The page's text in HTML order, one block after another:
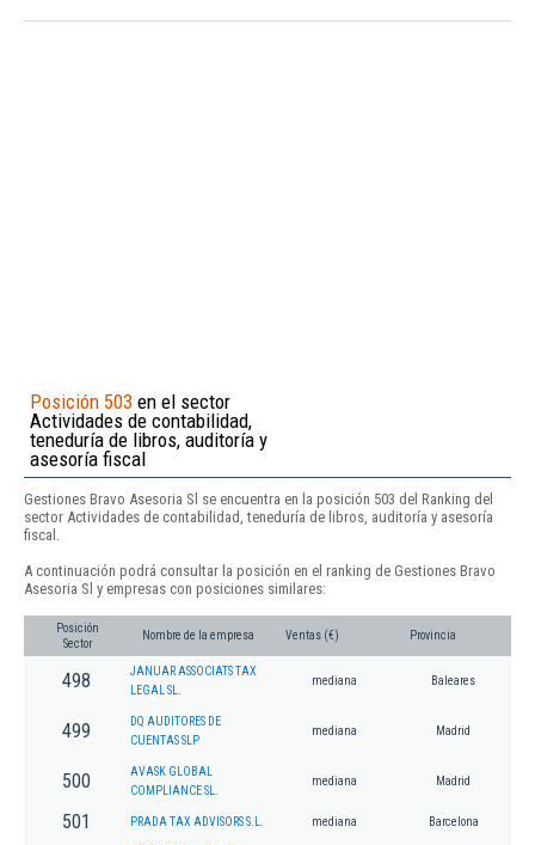
Posición 503 en el sector
Actividades de contabilidad,
teneduría de libros, auditoría y
asesoría fiscal
Gestiones Bravo Asesoria Sl se encuentra en la posición 503 del Ranking del
sector Actividades de contabilidad, teneduría de libros, auditoría y asesoría
fiscal.
A continuación podrá consultar la posición en el ranking de Gestiones Bravo
Asesoria Sl y empresas con posiciones similares:
Posición
Sector
Nombre de la empresa Ventas (€) Provincia
498
JANUAR ASSOCIATS TAX
LEGAL SL.
mediana Baleares
499
DQ AUDITORES DE
CUENTAS SLP
mediana Madrid
500
AVASK GLOBAL
COMPLIANCE SL.
mediana Madrid
501 PRADA TAX ADVISORS S.L. mediana Barcelona